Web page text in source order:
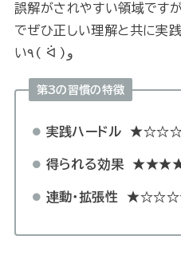
誤解がされやすい領域です
でぜひ正しい理解と共に実
第3の習慣の特徴
実践ハードル
得られる効果
連動・拡張性